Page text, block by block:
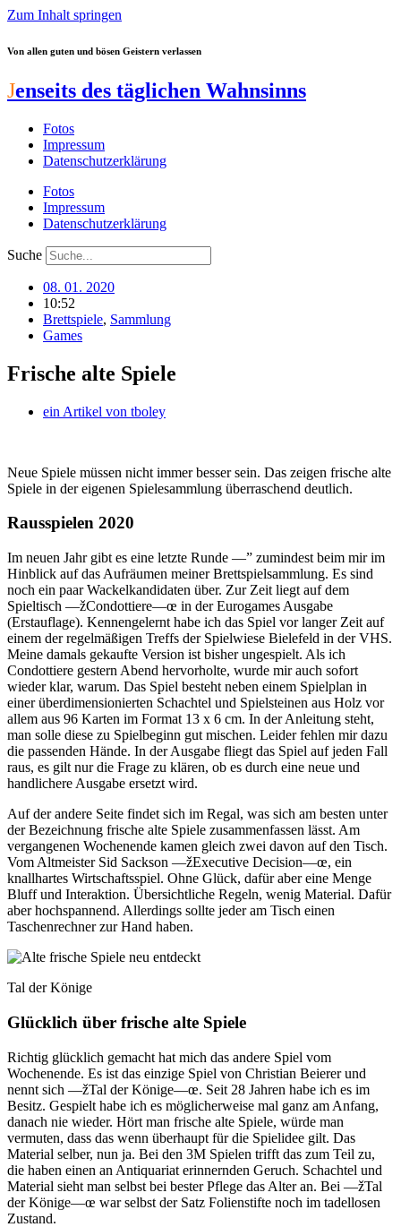
Zum Inhalt springen
Von allen guten und bösen Geistern verlassen
Jenseits des täglichen Wahnsinns
Fotos
Impressum
Datenschutzerklärung
Fotos
Impressum
Datenschutzerklärung
Suche
08. 01. 2020
10:52
Brettspiele, Sammlung
Games
Frische alte Spiele
ein Artikel von tboley
Neue Spiele müssen nicht immer besser sein. Das zeigen frische alte
Spiele in der eigenen Spielesammlung überraschend deutlich.
Rausspielen 2020
Im neuen Jahr gibt es eine letzte Runde —” zumindest beim mir im
Hinblick auf das Aufräumen meiner Brettspielsammlung. Es sind
noch ein paar Wackelkandidaten über. Zur Zeit liegt auf dem
Spieltisch —žCondottiere—œ in der Eurogames Ausgabe
(Erstauflage). Kennengelernt habe ich das Spiel vor langer Zeit auf
einem der regelmäßigen Treffs der Spielwiese Bielefeld in der VHS.
Meine damals gekaufte Version ist bisher ungespielt. Als ich
Condottiere gestern Abend hervorholte, wurde mir auch sofort
wieder klar, warum. Das Spiel besteht neben einem Spielplan in
einer überdimensionierten Schachtel und Spielsteinen aus Holz vor
allem aus 96 Karten im Format 13 x 6 cm. In der Anleitung steht,
man solle diese zu Spielbeginn gut mischen. Leider fehlen mir dazu
die passenden Hände. In der Ausgabe fliegt das Spiel auf jeden Fall
raus, es gilt nur die Frage zu klären, ob es durch eine neue und
handlichere Ausgabe ersetzt wird.
Auf der andere Seite findet sich im Regal, was sich am besten unter
der Bezeichnung frische alte Spiele zusammenfassen lässt. Am
vergangenen Wochenende kamen gleich zwei davon auf den Tisch.
Vom Altmeister Sid Sackson —žExecutive Decision—œ, ein
knallhartes Wirtschaftsspiel. Ohne Glück, dafür aber eine Menge
Bluff und Interaktion. Übersichtliche Regeln, wenig Material. Dafür
aber hochspannend. Allerdings sollte jeder am Tisch einen
Taschenrechner zur Hand haben.
Tal der Könige
Glücklich über frische alte Spiele
Richtig glücklich gemacht hat mich das andere Spiel vom
Wochenende. Es ist das einzige Spiel von Christian Beierer und
nennt sich —žTal der Könige—œ. Seit 28 Jahren habe ich es im
Besitz. Gespielt habe ich es möglicherweise mal ganz am Anfang,
danach nie wieder. Hört man frische alte Spiele, würde man
vermuten, dass das wenn überhaupt für die Spielidee gilt. Das
Material selber, nun ja. Bei den 3M Spielen trifft das zum Teil zu,
die haben einen an Antiquariat erinnernden Geruch. Schachtel und
Material sieht man selbst bei bester Pflege das Alter an. Bei —žTal
der Könige—œ war selbst der Satz Folienstifte noch im tadellosen
Zustand.